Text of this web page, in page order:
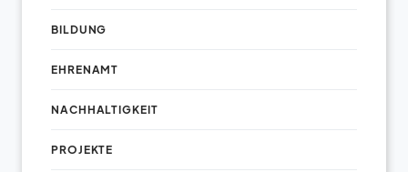
BILDUNG
EHRENAMT
NACHHALTIGKEIT
PROJEKTE